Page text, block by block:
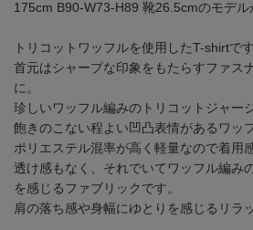
175cm B90-W73-H89 靴26.5cmのモデル
トリコットワッフルを使用したT-shirtです
首元はシャープな印象をもたらすファス
に。
珍しいワッフル編みのトリコットジャー
飽きのこない程よい凹凸表情があるワッ
ポリエステル混率が高く軽量なので着用
透け感もなく、それでいてワッフル編み
を感じるファブリックです。
肩の落ち感や身幅にゆとりを感じるリラ